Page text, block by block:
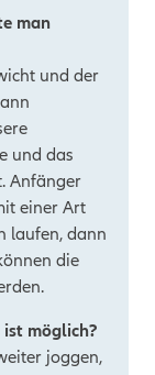
man
und der
und das
Anfänger
einer Art
laufen, dann
die
ist möglich?
joggen,